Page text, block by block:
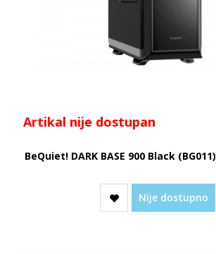
Artikal nije dostupan
BeQuiet! DARK BASE 900 Black (BG011)
Nije dostupno